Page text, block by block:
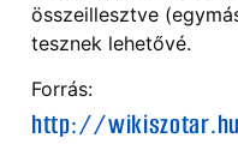
összeillesztve
tesznek lehetővé.
Forrás:
http://